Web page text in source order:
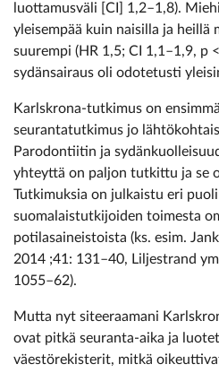
luottamusväli [CI] 1,2–1,8).
yleisempää kuin naisilla ja heillä
suurempi (HR 1,5; CI 1,1–1,9, p
sydänsairaus oli odotetusti
Karlskrona-tutkimus on
seurantatutkimus jo
Parodontiitin ja
yhteyttä on paljon tutkittu ja se
Tutkimuksia on julkaistu eri
suomalaistutkijoiden toimesta
potilasaineistoista (ks. esim.
2014 ;41: 131–40, Liljestrand
1055–62).
Mutta nyt siteeraamani
ovat pitkä seuranta-aika ja
väestörekisterit, mitkä